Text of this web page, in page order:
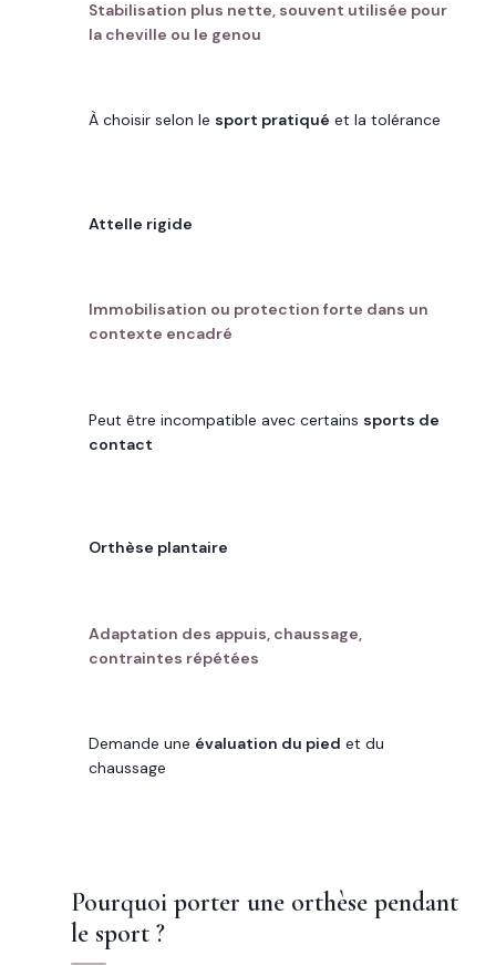
Stabilisation plus nette, souvent utilisée pour
la cheville ou le genou
À choisir selon le sport pratiqué et la tolérance
Attelle rigide
Immobilisation ou protection forte dans un
contexte encadré
Peut être incompatible avec certains sports de
contact
Orthèse plantaire
Adaptation des appuis, chaussage,
contraintes répétées
Demande une évaluation du pied et du
chaussage
Pourquoi porter une orthèse pendant
le sport ?